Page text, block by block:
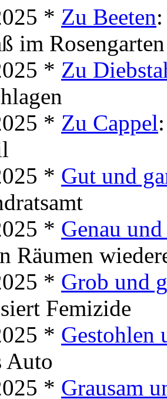
* Zu Beeten
im Rosengarten
* Zu
* Zu Cappel
* Gut und
* Genau
Räumen
* Grob und
Femizide
* Gestohlen
Auto
* Grausam